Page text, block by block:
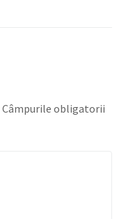
Câmpurile obligatorii